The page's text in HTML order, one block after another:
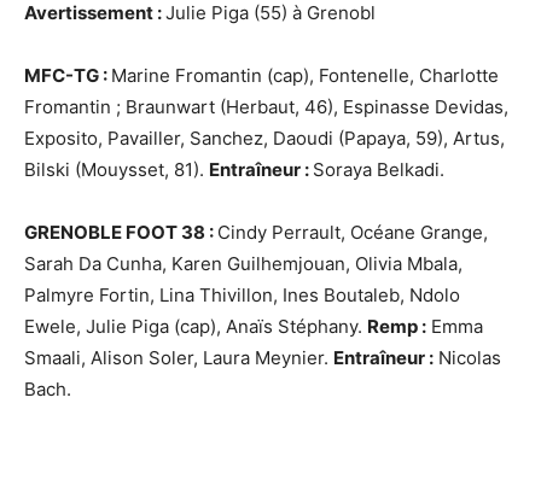
Avertissement :Julie Piga (55) à Grenobl
MFC-TG : Marine Fromantin (cap), Fontenelle, Charlotte
Fromantin ; Braunwart (Herbaut, 46), Espinasse Devidas,
Exposito, Pavailler, Sanchez, Daoudi (Papaya, 59), Artus,
Bilski (Mouysset, 81). Entraîneur : Soraya Belkadi.
GRENOBLE FOOT 38 : Cindy Perrault, Océane Grange,
Sarah Da Cunha, Karen Guilhemjouan, Olivia Mbala,
Palmyre Fortin, Lina Thivillon, Ines Boutaleb, Ndolo
Ewele, Julie Piga (cap), Anaïs Stéphany. Remp : Emma
Smaali, Alison Soler, Laura Meynier. Entraîneur : Nicolas
Bach.